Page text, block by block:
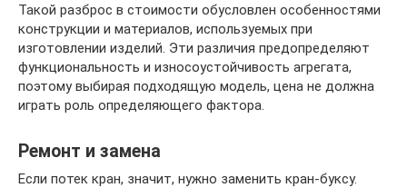
Такой разброс в стоимости обусловлен особенностями
конструкции и материалов, используемых при
изготовлении изделий. Эти различия предопределяют
функциональность и износоустойчивость агрегата,
поэтому выбирая подходящую модель, цена не должна
играть роль определяющего фактора.
Ремонт и замена
Если потек кран, значит, нужно заменить кран-буксу.